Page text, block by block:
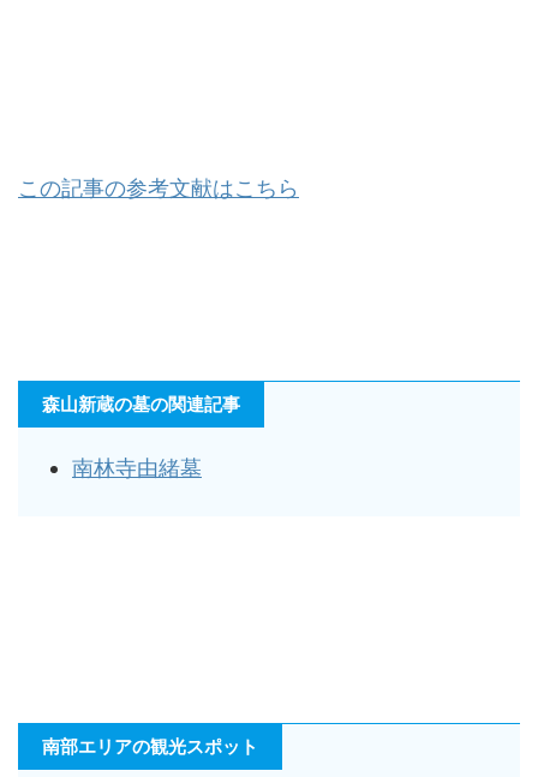
この記事の参考文献はこちら
森山新蔵の墓の関連記事
南林寺由緒墓
南部エリアの観光スポット